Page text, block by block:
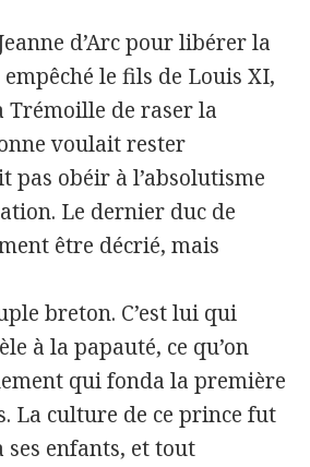
d’Arc pour libérer la
le fils de Louis XI,
Trémoille de raser la
voulait rester
pas obéir à l’absolutisme
Le dernier duc de
être décrié, mais
breton. C’est lui qui
à la papauté, ce qu’on
qui fonda la première
La culture de ce prince fut
enfants, et tout